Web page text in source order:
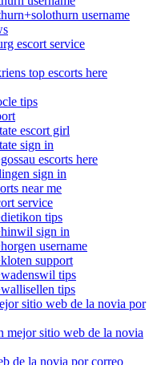
username
escort service
top escorts here
tips
escort girl
sign in
escorts here
sign in
near me
service
tips
sign in
username
support
tips
tips
sitio web de la novia por
mejor sitio web de la novia
de la novia por correo